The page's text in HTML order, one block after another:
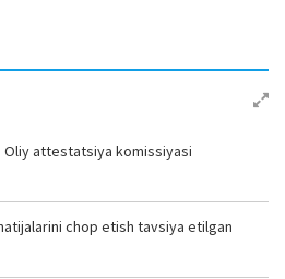
Oliy attestatsiya komissiyasi
chop etish tavsiya etilgan